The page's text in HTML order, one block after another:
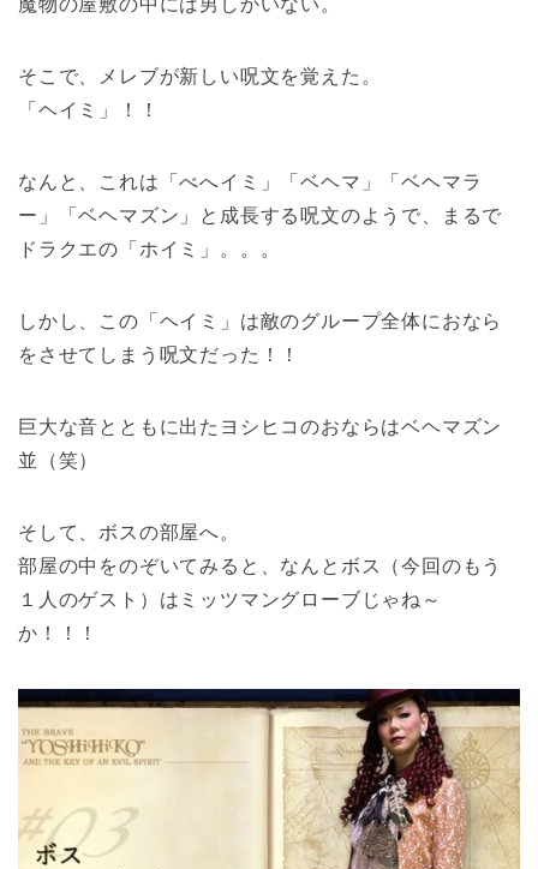
魔物の屋敷の中には男しかいない。
そこで、メレブが新しい呪文を覚えた。
「ヘイミ」！！
なんと、これは「べへイミ」「ベヘマ」「ベヘマラ
ー」「ベヘマズン」と成長する呪文のようで、まるで
ドラクエの「ホイミ」。。。
しかし、この「ヘイミ」は敵のグループ全体におなら
をさせてしまう呪文だった！！
巨大な音とともに出たヨシヒコのおならはベヘマズン
並（笑）
そして、ボスの部屋へ。
部屋の中をのぞいてみると、なんとボス（今回のもう
１人のゲスト）はミッツマングローブじゃね～
か！！！